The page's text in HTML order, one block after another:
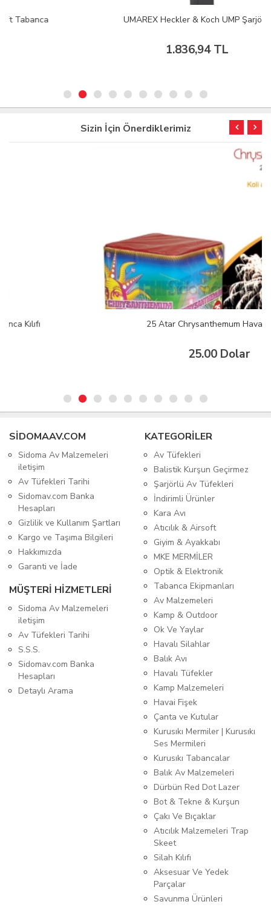
UMAREX Heckler & Koch UMP Şarjör
1.836,94 TL
Sizin İçin Önerdiklerimiz
25 Atar Chrysanthemum Havai Fişek
SIDOMAAV.COM
Sidoma Av Malzemeleri
iletişim
Av Tüfekleri Tarihi
Sidomav.com Banka
Hesapları
Gizlilik ve Kullanım Şartları
Kargo ve Taşıma Bilgileri
Hakkımızda
Garanti ve İade
MÜŞTERİ HİZMETLERİ
Sidoma Av Malzemeleri
iletişim
Av Tüfekleri Tarihi
S.S.S.
Sidomav.com Banka
Hesapları
Detaylı Arama
KATEGORİLER
Av Tüfekleri
Balistik Kurşun Geçirmez
Şarjörlü Av Tüfekleri
İndirimli Ürünler
Kara Avı
Atıcılık & Airsoft
Giyim & Ayakkabı
MKE MERMİLER
Optik & Elektronik
Tabanca Ekipmanları
Av Malzemeleri
Kamp & Outdoor
Ok Ve Yaylar
Havalı Silahlar
Balık Avı
Havalı Tüfekler
Kamp Malzemeleri
Havai Fişek
Çanta ve Kutular
Kurusıkı Mermiler | Kurusıkı
Ses Mermileri
Kurusıkı Tabancalar
Balık Av Malzemeleri
Dürbün Red Dot Lazer
Bot & Tekne & Kurşun
Çakı Ve Bıçaklar
Atıcılık Malzemeleri Trap
Skeet
Silah Kılıfı
Aksesuar Ve Yedek
Parçalar
Savunma Ürünleri